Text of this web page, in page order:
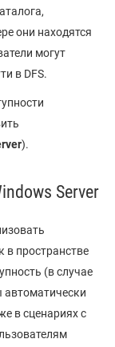
они находятся
могут
в DFS.
).
Server
в пространстве
(в случае
автоматически
в сценариях с